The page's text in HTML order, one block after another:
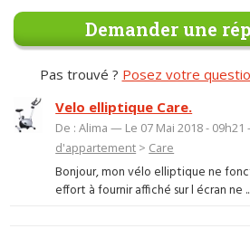
Demander une
Pas trouvé ? Posez votre
Velo elliptique Care.
De : Alima — Le 07 Mai 2018 -
d'appartement > Care
Bonjour, mon vélo elliptique ne
effort à fournir affiché sur l écran ne ...